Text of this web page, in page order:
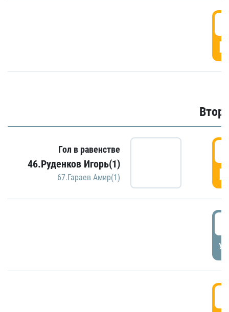
Гол в равенстве
46.Руденков Игорь(1)
67.Гараев Амир(1)